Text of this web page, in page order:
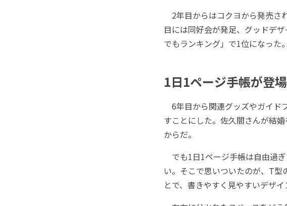
2年目からはコクヨから発売さ
目には同好会が発足、グッドデ
でもランキング」で1位になった。
1日1ページ手帳が登場
6年目から関連グッズやガイド
すことにした。佐久間さんが結
からだ。
でも1日1ページ手帳は自由過
い。そこで思いついたのが、T型
とで、書きやすく見やすいデザイ